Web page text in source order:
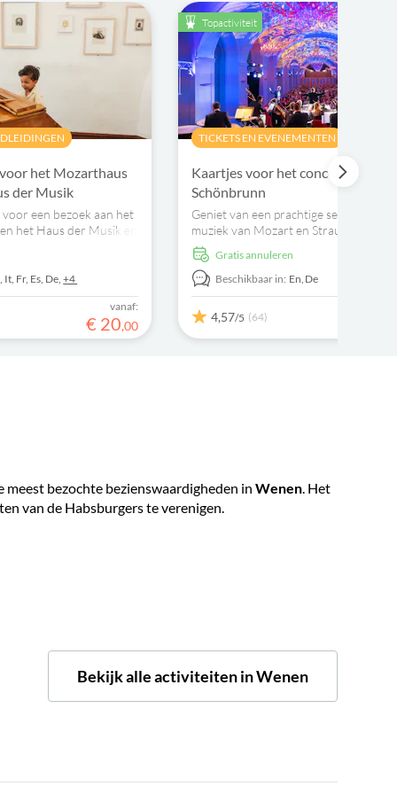
het Mozarthaus
der Musik
een bezoek aan het
het Haus der Musik en
zo bekend staat om
It, Fr, Es, De,+4
vanaf:
€ 20,00
Topactiviteit
TICKETS EN EVENEMENTEN
Kaartjes voor het concert in
Schönbrunn
Geniet van een prachtige selectie
muziek van Mozart en Strauss in de
omgeving van de Orangerie van het
Schönbrunn.Gratis annuleren
Beschikbaar in: En,De
4,57/5 (64)
meest bezochte bezienswaardigheden inWenen. Het
van de Habsburgers te verenigen.
Bekijk alle activiteiten in Wenen